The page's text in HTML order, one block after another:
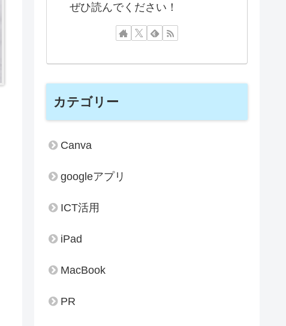
ぜひ読んでください！
カテゴリー
Canva
googleアプリ
ICT活用
iPad
MacBook
PR